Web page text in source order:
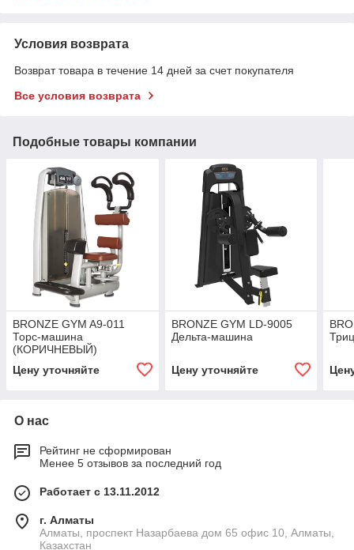
Условия возврата
Возврат товара в течение 14 дней за счет покупателя
Все условия возврата
Подобные товары компании
BRONZE GYM A9-011
Торс-машина
(КОРИЧНЕВЫЙ)
Цену уточняйте
BRONZE GYM LD-9005
Дельта-машина
Цену уточняйте
О нас
Рейтинг не сформирован
Менее 5 отзывов за последний год
Работает с 13.11.2012
г. Алматы
Алматы, проспект Назарбаева дом 65 офис 10, Алматы,
Казахстан